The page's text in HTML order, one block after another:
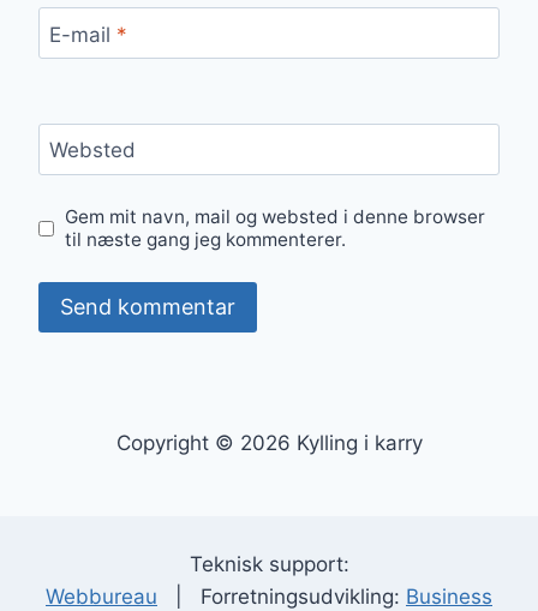
E-mail *
Websted
Gem mit navn, mail og websted i denne browser
til næste gang jeg kommenterer.
Copyright © 2026 Kylling i karry
Teknisk support:
Webbureau | Forretningsudvikling: Business